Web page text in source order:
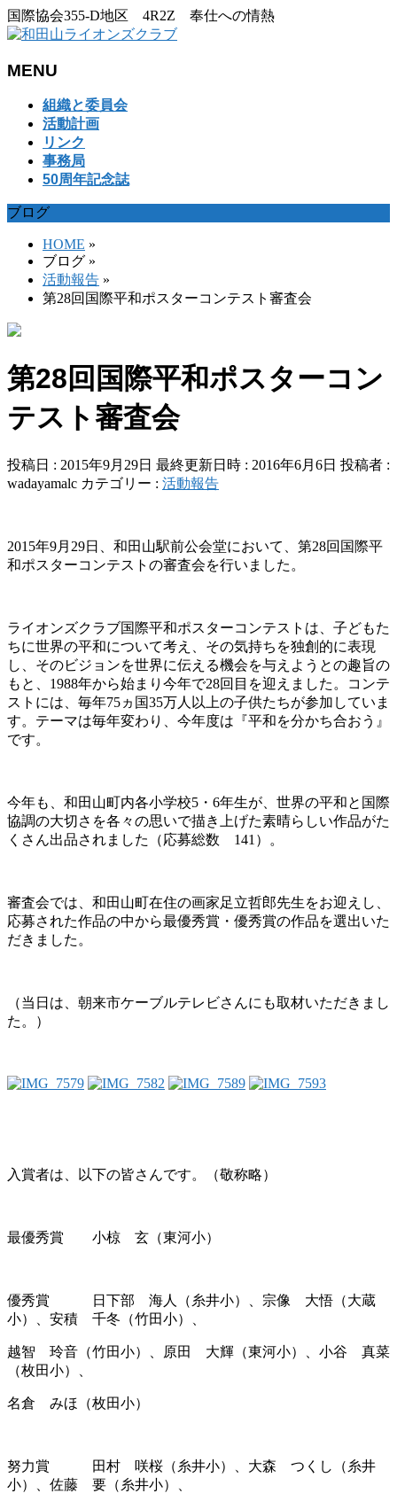
国際協会355-D地区 4R2Z 奉仕への情熱
MENU
ば
組織と委員会
活動計画
リンク
事務局
50周年記念誌
ブログ
HOME »
ブログ »
活動報告 »
第28回国際平和ポスターコンテスト審査会
第28回国際平和ポスターコン
テスト審査会
投稿日 : 2015年9月29日 最終更新日時 : 2016年6月6日 投稿者 :
wadayamalc カテゴリー : 活動報告
2015年9月29日、和田山駅前公会堂において、第28回国際平
和ポスターコンテストの審査会を行いました。
ライオンズクラブ国際平和ポスターコンテストは、子どもた
ちに世界の平和について考え、その気持ちを独創的に表現
し、そのビジョンを世界に伝える機会を与えようとの趣旨の
もと、1988年から始まり今年で28回目を迎えました。コンテ
ストには、毎年75ヵ国35万人以上の子供たちが参加していま
す。テーマは毎年変わり、今年度は『平和を分かち合おう』
です。
今年も、和田山町内各小学校5・6年生が、世界の平和と国際
協調の大切さを各々の思いで描き上げた素晴らしい作品がた
くさん出品されました（応募総数 141）。
審査会では、和田山町在住の画家足立哲郎先生をお迎えし、
応募された作品の中から最優秀賞・優秀賞の作品を選出いた
だきました。
（当日は、朝来市ケーブルテレビさんにも取材いただきまし
た。）
入賞者は、以下の皆さんです。（敬称略）
最優秀賞 小椋 玄（東河小）
優秀賞 日下部 海人（糸井小）、宗像 大悟（大蔵
小）、安積 千冬（竹田小）、
越智 玲音（竹田小）、原田 大輝（東河小）、小谷 真菜
（枚田小）、
名倉 みほ（枚田小）
努力賞 田村 咲桜（糸井小）、大森 つくし（糸井
小）、佐藤 要（糸井小）、